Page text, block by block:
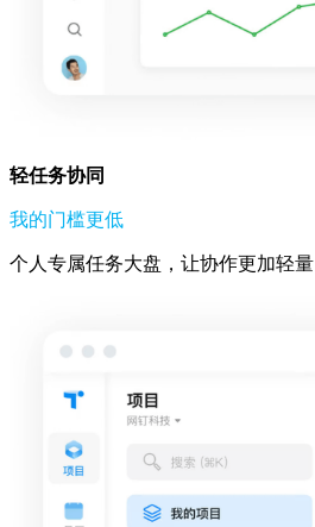
轻任务协同
我的门槛更低
个人专属任务大盘，让协作更加轻量